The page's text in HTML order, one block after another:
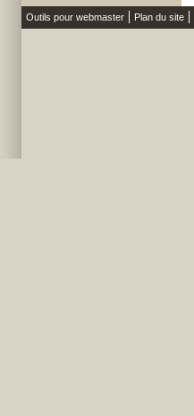
Outils pour webmaster Plan du site